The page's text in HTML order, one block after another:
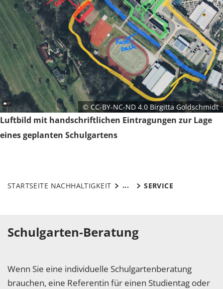
© CC-BY-NC-ND 4.0 Birgitta Goldschmidt
Luftbild mit handschriftlichen Eintragungen zur Lage
eines geplanten Schulgartens
STARTSEITE NACHHALTIGKEIT ... SERVICE
Schulgarten-Beratung
Wenn Sie eine individuelle Schulgartenberatung
brauchen, eine Referentin für einen Studientag oder